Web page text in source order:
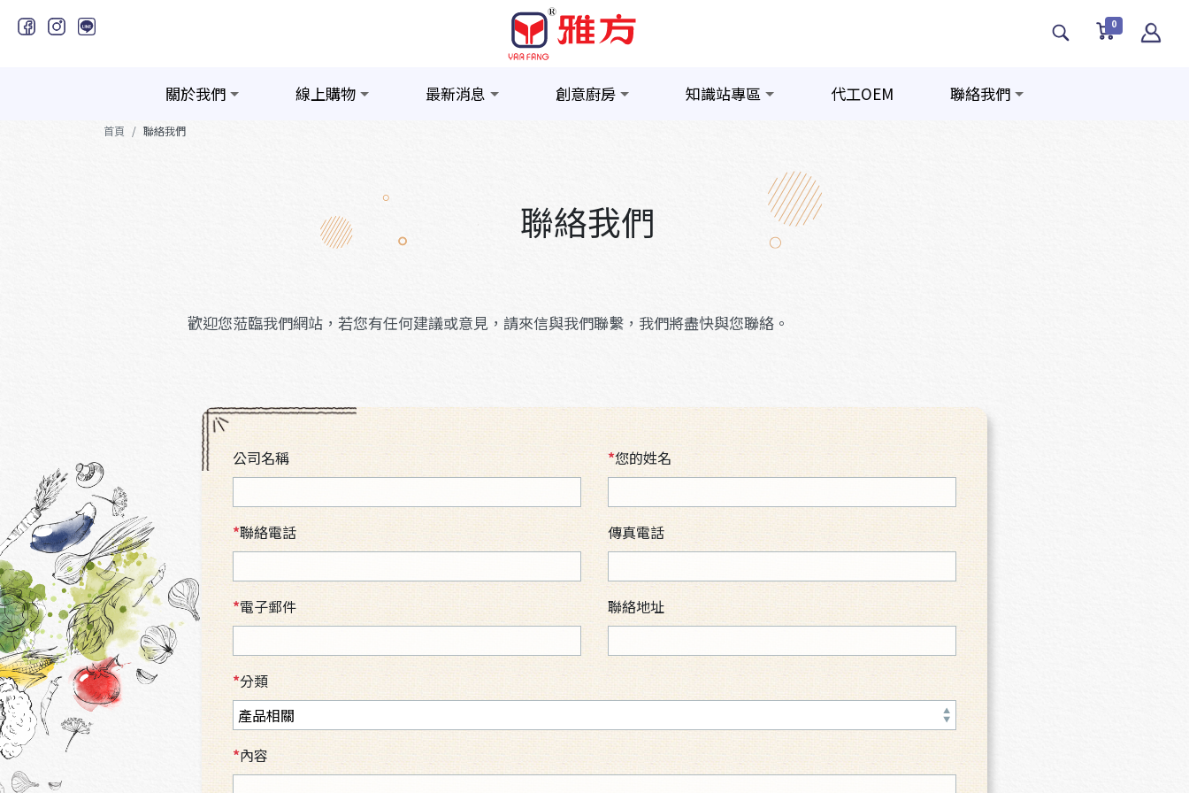
0
關於我們 線上購物 最新消息 創意廚房 知識站專區 代工OEM 聯絡我們
首頁 聯絡我們
聯絡我們
歡迎您蒞臨我們網站，若您有任何建議或意見，請來信與我們聯繫，我們將盡快與您聯絡。
公司名稱 *您的姓名
*聯絡電話 傳真電話
*電子郵件 聯絡地址
*分類
*內容